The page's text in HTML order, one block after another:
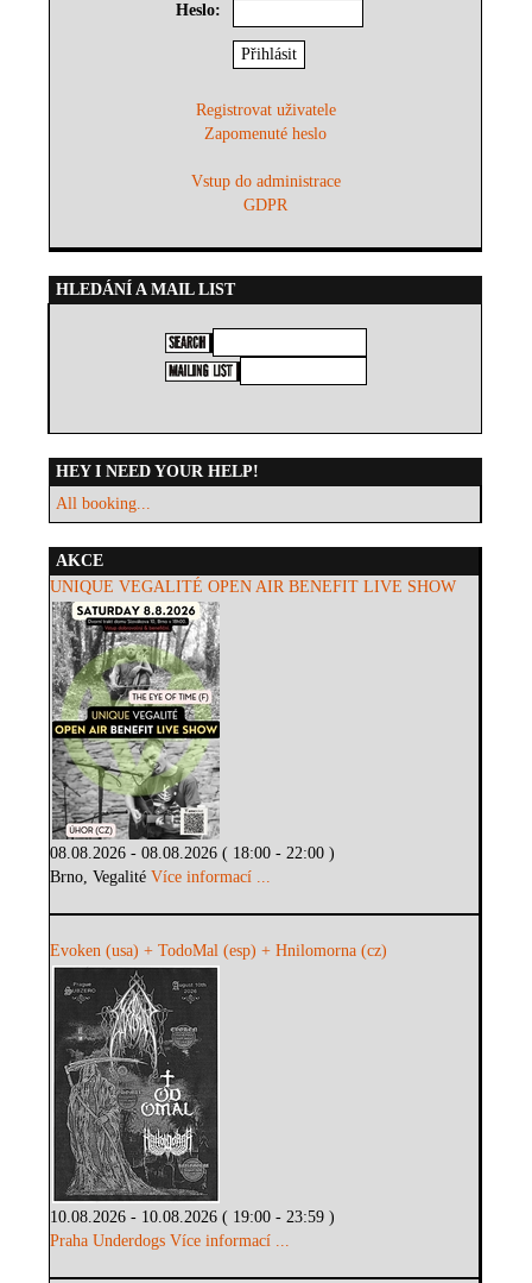
Heslo:
Registrovat uživatele
Zapomenuté heslo
Vstup do administrace
GDPR
HLEDÁNÍ A MAIL LIST
HEY I NEED YOUR HELP!
All booking...
AKCE
UNIQUE VEGALITÉ OPEN AIR BENEFIT LIVE SHOW
08.08.2026 - 08.08.2026 ( 18:00 - 22:00 )
Brno, VegalitéVíce informací ...
Evoken (usa) + TodoMal (esp) + Hnilomorna (cz)
10.08.2026 - 10.08.2026 ( 19:00 - 23:59 )
Praha Underdogs Více informací ...